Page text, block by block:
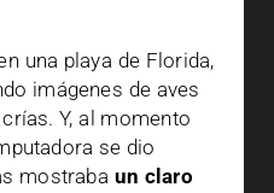
una playa de Florida,
imágenes de aves
Y, al momento
se dio
mostraba un claro